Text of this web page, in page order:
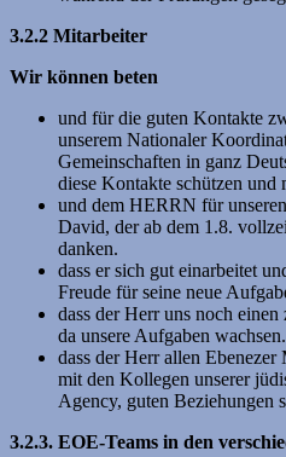
3.2.2 Mitarbeiter
Wir können beten
und für die guten Kontakte
unserem Nationaler
Gemeinschaften in ganz
diese Kontakte schützen und
und dem HERRN für
David, der ab dem 1.8.
danken.
dass er sich gut einarbeitet
Freude für seine neue
dass der Herr uns noch
da unsere Aufgaben wachsen.
dass der Herr allen
mit den Kollegen unserer
Agency, guten Beziehungen
3.2.3. EOE-Teams in den